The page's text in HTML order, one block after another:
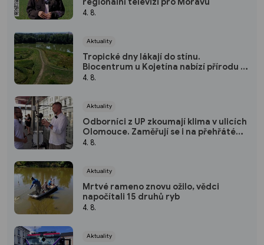
4. 8.
Aktuality
Tropické dny lákají do stínu.
Biocentrum u Kojetína nabízí přírodu i
nové mokřady
4. 8.
Aktuality
Odborníci z UP zkoumají klima v ulicích
Olomouce. Zaměřují se i na přehřáté
zastávky
4. 8.
Aktuality
Mrtvé rameno znovu ožilo, vědci
napočítali 15 druhů ryb
4. 8.
Aktuality